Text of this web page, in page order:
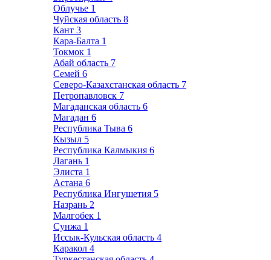
Облучье 1
Чуйская область 8
Кант 3
Кара-Балта 1
Токмок 1
Абай область 7
Семей 6
Северо-Казахстанская область 7
Петропавловск 7
Магаданская область 6
Магадан 6
Республика Тыва 6
Кызыл 5
Республика Калмыкия 6
Лагань 1
Элиста 1
Астана 6
Республика Ингушетия 5
Назрань 2
Малгобек 1
Сунжа 1
Иссык-Кульская область 4
Каракол 4